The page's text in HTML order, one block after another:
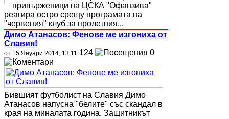
привърженици на ЦСКА "Офанзива"
реагира остро срещу програмата на
"червения" клуб за пролетния...
Димо Атанасов: Фенове ме изгониха от
Славия!
от 15 Януари 2014, 13:11 124 0
Бившият футболист на Славия Димо
Атанасов напусна "белите" със скандал в
края на миналата година. Защитникът